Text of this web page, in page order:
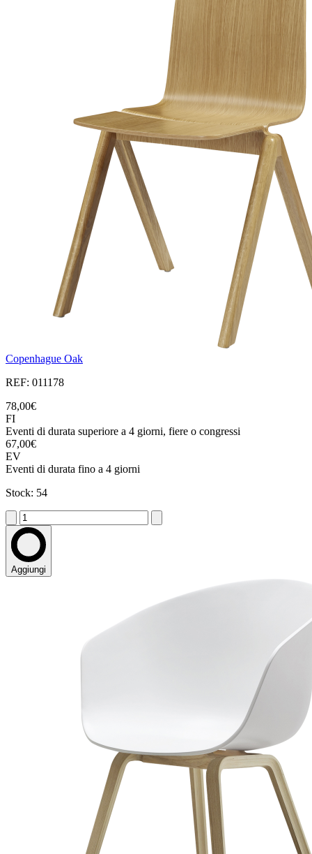
Copenhague Oak
REF: 011178
78,00€
FI
Eventi di durata superiore a 4 giorni, fiere o congressi
67,00€
EV
Eventi di durata fino a 4 giorni
Stock: 54
Aggiungi